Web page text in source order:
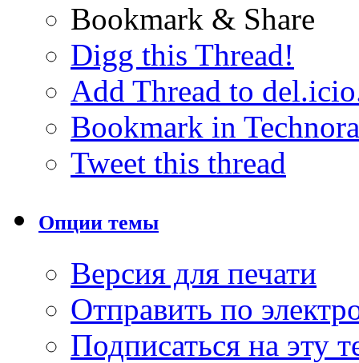
Bookmark & Share
Digg this Thread!
Add Thread to
Bookmark in
Tweet this thread
Опции темы
Версия для печати
Отправить по
Подписаться на эту